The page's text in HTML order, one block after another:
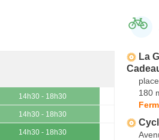
14h30 - 18h30
14h30 - 18h30
14h30 - 18h30
La
180